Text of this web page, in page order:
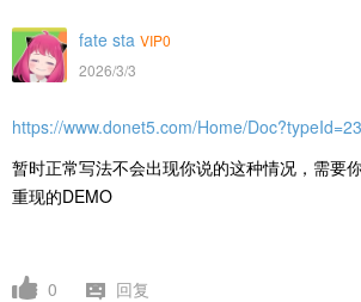
fate sta VIP0
2026/3/3
https://www.donet5.com/Home/
暂时正常写法不会出现你说的这种情况，需要
重现的DEMO
0 回复